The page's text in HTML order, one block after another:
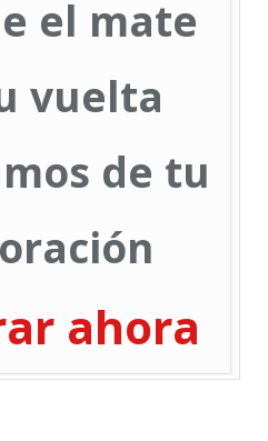
el mate
vuelta
de tu
ahora